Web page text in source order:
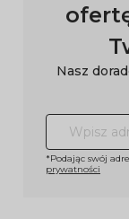
Nasz
*Podając swój
prywatności